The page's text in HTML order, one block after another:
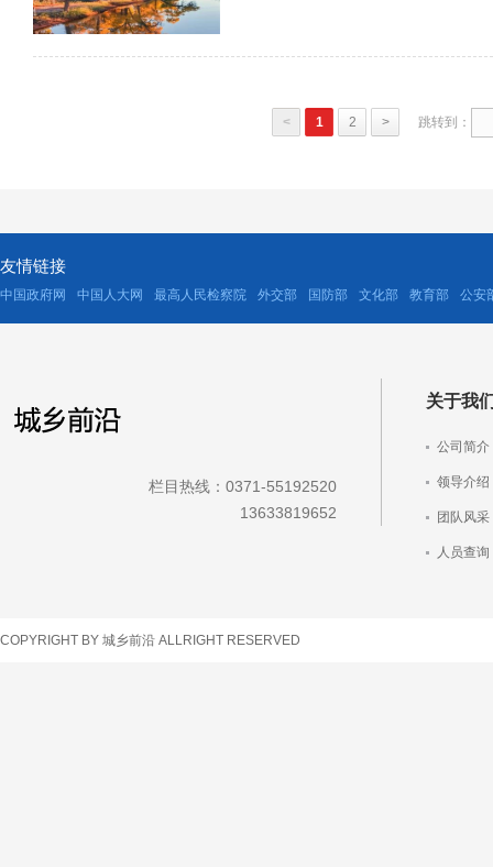
< 1 2 > 跳转到：
友情链接
中国政府网 中国人大网 最高人民检察院 外交部 国防部 文化部 教育部 公安
栏目热线：0371-55192520
13633819652
关于我
公司简介
领导介绍
团队风采
人员查询
COPYRIGHT BY 城乡前沿 ALLRIGHT RESERVED